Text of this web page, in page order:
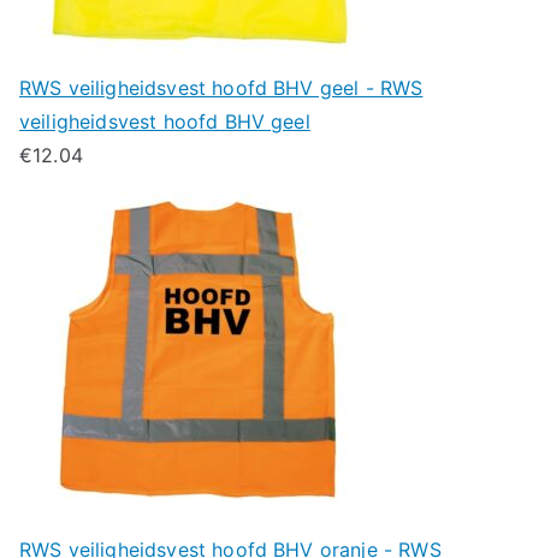
RWS veiligheidsvest hoofd BHV geel - RWS
veiligheidsvest hoofd BHV geel
€12.04
RWS veiligheidsvest hoofd BHV oranje - RWS